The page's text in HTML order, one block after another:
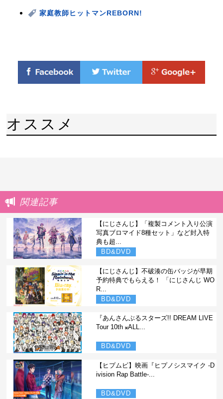
家庭教師ヒットマンREBORN!
オススメ
関連記事
【にじさんじ】「複製コメント入り公演
写真ブロマイド8種セット」など封入特
典も超...
BD&DVD
【にじさんじ】不破湊の缶バッジが早期
予約特典でもらえる！ 「にじさんじ WO
R...
BD&DVD
『あんさんぶるスターズ!! DREAM LIVE
Tour 10th 𝄪ALL...
BD&DVD
【ヒプムビ】映画『ヒプノシスマイク -D
ivision Rap Battle-...
BD&DVD